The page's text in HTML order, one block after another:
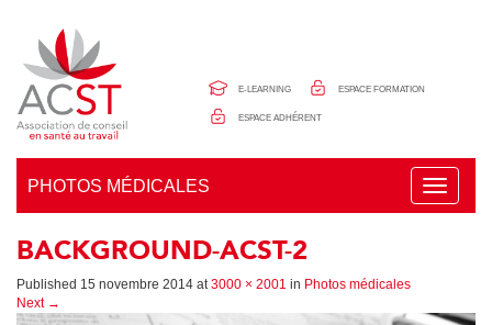
E-LEARNING ESPACE FORMATION
ESPACE ADHÉRENT
PHOTOS MÉDICALES
T
o
a
BACKGROUND-ACST-2
Published 15 novembre 2014 at 3000 × 2001 in Photos médicales
Next →